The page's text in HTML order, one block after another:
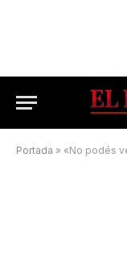
Portada » «No podés vender